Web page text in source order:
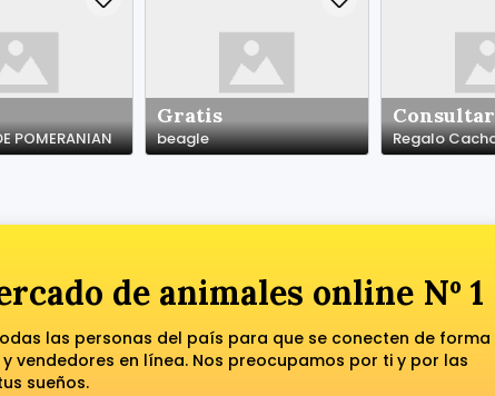
POMERANIAN
Gratis
beagle
Consultar
de animales online Nº 1
las personas del país para que se conecten de forma
vendedores en línea. Nos preocupamos por ti y por las
sueños.